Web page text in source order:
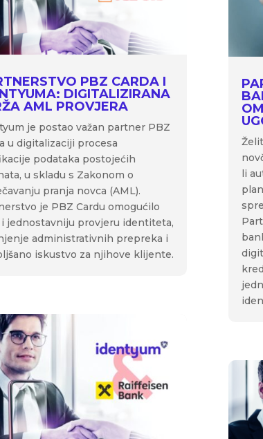
PBZ CARDA I
DIGITALIZIRANA
AML PROVJERA
je postao važan partner PBZ
u digitalizaciji procesa
podataka postojećih
u skladu s Zakonom o
pranja novca (AML).
je PBZ Cardu omogućilo
i jednostavniju provjeru identiteta,
administrativnih prepreka i
iskustvo za njihove klijente.
li